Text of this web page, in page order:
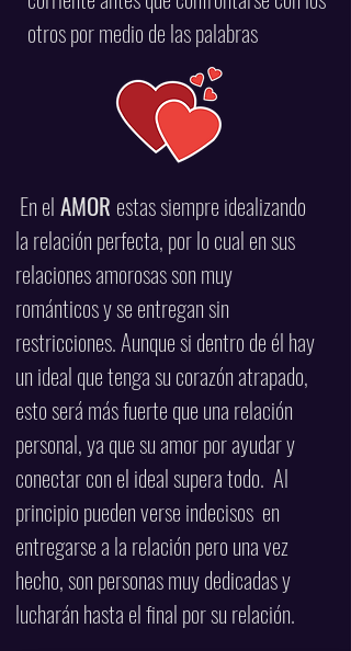
otros por medio de las palabras
En elAMOR estas siempre idealizando
la relación perfecta, por lo cual en sus
relaciones amorosas son muy
románticos y se entregan sin
restricciones. Aunque si dentro de él hay
un ideal que tenga su corazón atrapado,
esto será más fuerte que una relación
personal, ya que su amor por ayudar y
conectar con el ideal supera todo. Al
principio pueden verse indecisos en
entregarse a la relación pero una vez
hecho, son personas muy dedicadas y
lucharán hasta el final por su relación.